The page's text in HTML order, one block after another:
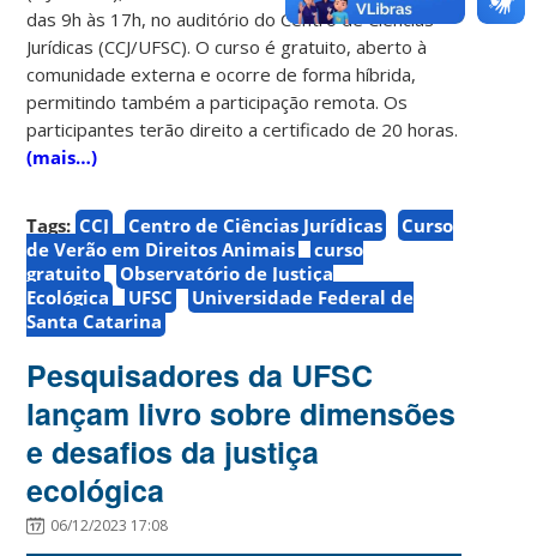
das 9h às 17h, no auditório do Centro de Ciências
Jurídicas (CCJ/UFSC). O curso é gratuito, aberto à
comunidade externa e ocorre de forma híbrida,
permitindo também a participação remota. Os
participantes terão direito a certificado de 20 horas.
(mais…)
Tags: CCJ Centro de Ciências Jurídicas
Curso
de Verão em Direitos Animais
curso
gratuito
Observatório de Justiça
Ecológica
UFSC
Universidade Federal de
Santa Catarina
Pesquisadores da UFSC
lançam livro sobre dimensões
e desafios da justiça
ecológica
06/12/2023 17:08